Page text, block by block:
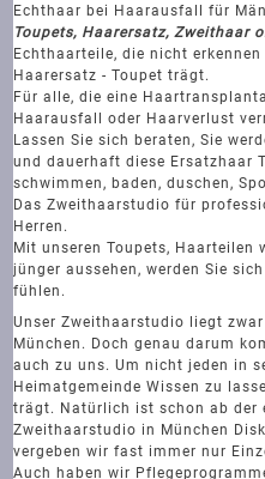
Echthaar bei Haarausfall für
Toupets, Haarersatz, Zweithaar
Echthaarteile, die nicht
Haarersatz - Toupet trägt.
Für alle, die eine
Haarausfall oder Haarverlust
Lassen Sie sich beraten, Sie
und dauerhaft diese Ersatzhaar
schwimmen, baden, duschen,
Das Zweithaarstudio für
Herren.
Mit unseren Toupets, Haarteilen
jünger aussehen, werden Sie
fühlen.
Unser Zweithaarstudio liegt
München. Doch genau darum
auch zu uns. Um nicht jeden in
Heimatgemeinde Wissen zu
trägt. Natürlich ist schon ab der
Zweithaarstudio in München
vergeben wir fast immer nur
Auch haben wir